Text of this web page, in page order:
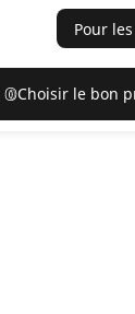
Pour
Choisir le bon